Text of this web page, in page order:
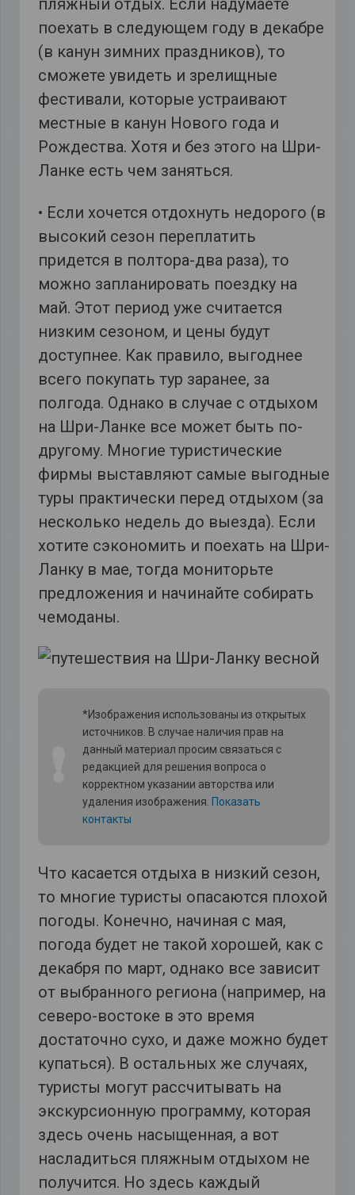
пляжный отдых. Если надумаете
поехать в следующем году в декабре
(в канун зимних праздников), то
сможете увидеть и зрелищные
фестивали, которые устраивают
местные в канун Нового года и
Рождества. Хотя и без этого на Шри-
Ланке есть чем заняться.
• Если хочется отдохнуть недорого (в
высокий сезон переплатить
придется в полтора-два раза), то
можно запланировать поездку на
май. Этот период уже считается
низким сезоном, и цены будут
доступнее. Как правило, выгоднее
всего покупать тур заранее, за
полгода. Однако в случае с отдыхом
на Шри-Ланке все может быть по-
другому. Многие туристические
фирмы выставляют самые выгодные
туры практически перед отдыхом (за
несколько недель до выезда). Если
хотите сэкономить и поехать на Шри-
Ланку в мае, тогда мониторьте
предложения и начинайте собирать
чемоданы.
*Изображения использованы из открытых
источников. В случае наличия прав на
данный материал просим связаться с
редакцией для решения вопроса о
корректном указании авторства или
удаления изображения. Показать
контакты
Что касается отдыха в низкий сезон,
то многие туристы опасаются плохой
погоды. Конечно, начиная с мая,
погода будет не такой хорошей, как с
декабря по март, однако все зависит
от выбранного региона (например, на
северо-востоке в это время
достаточно сухо, и даже можно будет
купаться). В остальных же случаях,
туристы могут рассчитывать на
экскурсионную программу, которая
здесь очень насыщенная, а вот
насладиться пляжным отдыхом не
получится. Но здесь каждый